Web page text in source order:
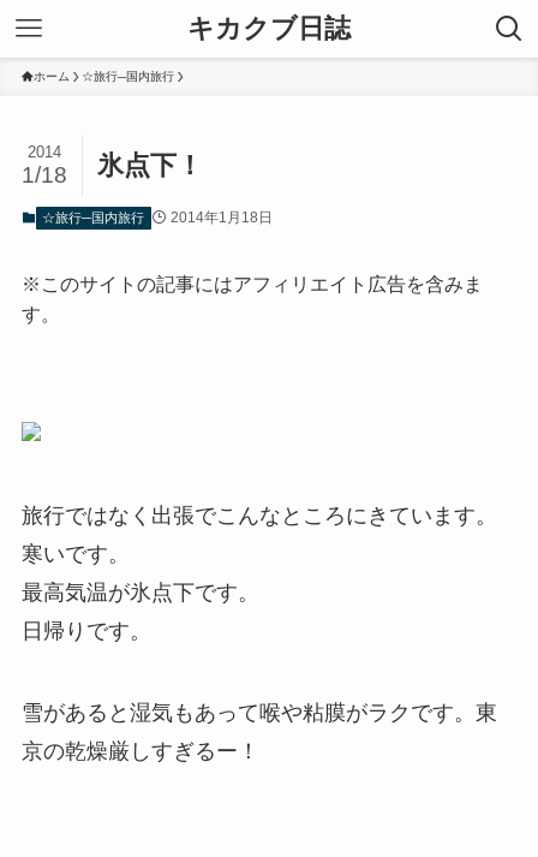
キカクブ日誌
ホーム ☆旅行─国内旅行
氷点下！
2014
1/18
☆旅行─国内旅行 2014年1月18日
※このサイトの記事にはアフィリエイト広告を含みま
す。
旅行ではなく出張でこんなところにきています。
寒いです。
最高気温が氷点下です。
日帰りです。
雪があると湿気もあって喉や粘膜がラクです。東
京の乾燥厳しすぎるー！